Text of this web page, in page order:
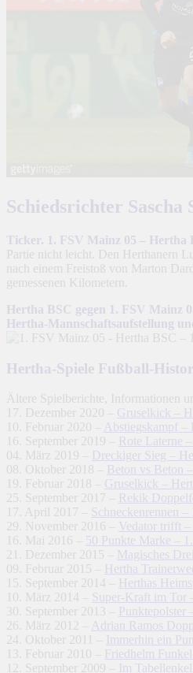
Schiedsrichter Sascha
Ticker. 1. FSV Mainz 05 – Hertha
Partie nicht leicht. Den Herthanern
nach einem Freistoß von Marton
gemessenen Kilometern.
Hertha BSC gegen 1. FSV Mainz
Hertha-Mannschaftsaufstellung
Hertha-Spiele Fußball-
Ältere Spielberichte, Informationen
17. Dezember 2020 – Gruselkick –
10. Februar 2020 –
Abstiegskampf
16. September 2019 –
Rote Laterne
04. März 2019 –
Dreckiger Sieg –
08. Oktober 2018 –
Beton vs Beton
19. Februar 2018 – Gruselkick –
25. September 2017 –
Rekik
17. April 2017 –
Schneckenrennen
29. November 2016 –
Vedator trifft
16. Mai 2016 –
50 Punkte Marke –
21. Dezember 2015 –
Magisches
09. Februar 2015 –
Hertha
15. September 2014 –
Herthas
10. März 2014 –
Super-Kraft im Tor
30. September 2013 –
Punktepolster
26. März 2012 –
Adrian Ramos
24. Oktober 2011 –
Immerhin ein
13. Februar 2010 –
Friedhelm
12. September 2009 –
Im